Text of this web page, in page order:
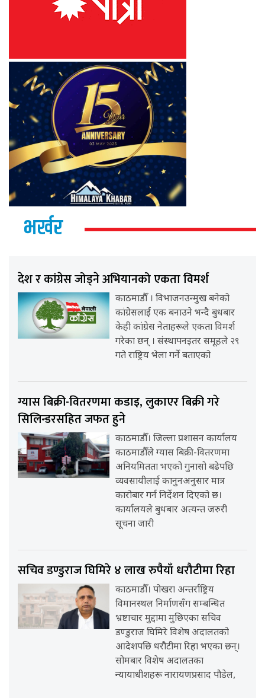
भर्खर
देश र कांग्रेस जोड्ने अभियानको एकता विमर्श
काठमाडौँ । विभाजनउन्मुख बनेको
कांग्रेसलाई एक बनाउने भन्दै बुधबार
केही कांग्रेस नेताहरूले एकता विमर्श
गरेका छन् । संस्थापनइतर समूहले २९
गते राष्ट्रिय भेला गर्ने बताएको
ग्यास बिक्री-वितरणमा कडाइ, लुकाएर बिक्री गरे
सिलिन्डरसहित जफत हुने
काठमाडौँ। जिल्ला प्रशासन कार्यालय
काठमाडौँले ग्यास बिक्री-वितरणमा
अनियमितता भएको गुनासो बढेपछि
व्यवसायीलाई कानुनअनुसार मात्र
कारोबार गर्न निर्देशन दिएको छ।
कार्यालयले बुधबार अत्यन्त जरुरी
सूचना जारी
सचिव डण्डुराज घिमिरे ४ लाख रुपैयाँ धरौटीमा रिहा
काठमाडौँ। पोखरा अन्तर्राष्ट्रिय
विमानस्थल निर्माणसँग सम्बन्धित
भ्रष्टाचार मुद्दामा मुछिएका सचिव
डण्डुराज घिमिरे विशेष अदालतको
आदेशपछि धरौटीमा रिहा भएका छन्।
सोमबार विशेष अदालतका
न्यायाधीशहरू नारायणप्रसाद पौडेल,